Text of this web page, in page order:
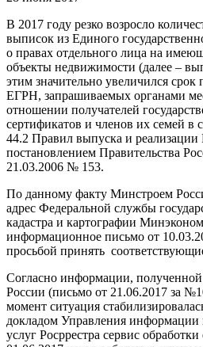
В 2017 году резко возросло
выписок из Единого
о правах отдельного лица на
объекты недвижимости (далее –
этим значительно увеличился
ЕГРН, запрашиваемых органами
отношении получателей
сертификатов и членов их семей в
44.2 Правил выпуска и
постановлением Правительства
21.03.2006 № 153.
По данному факту Минстроем
адрес Федеральной службы
кадастра и картографии
информационное письмо от
просьбой принять
Согласно информации,
России (письмо от 21.06.2017 за
момент ситуация
докладом Управления информации
услуг Росррестра сервис